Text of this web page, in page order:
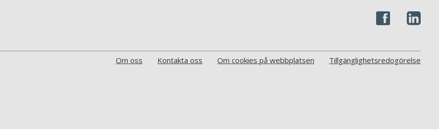
Om oss Kontakta oss Om cookies på webbplatsen Tillgänglighetsredogörelse